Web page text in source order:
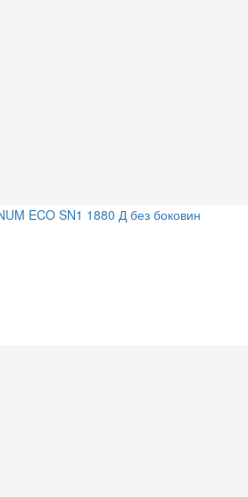
ECO SN1 1880 Д без боковин